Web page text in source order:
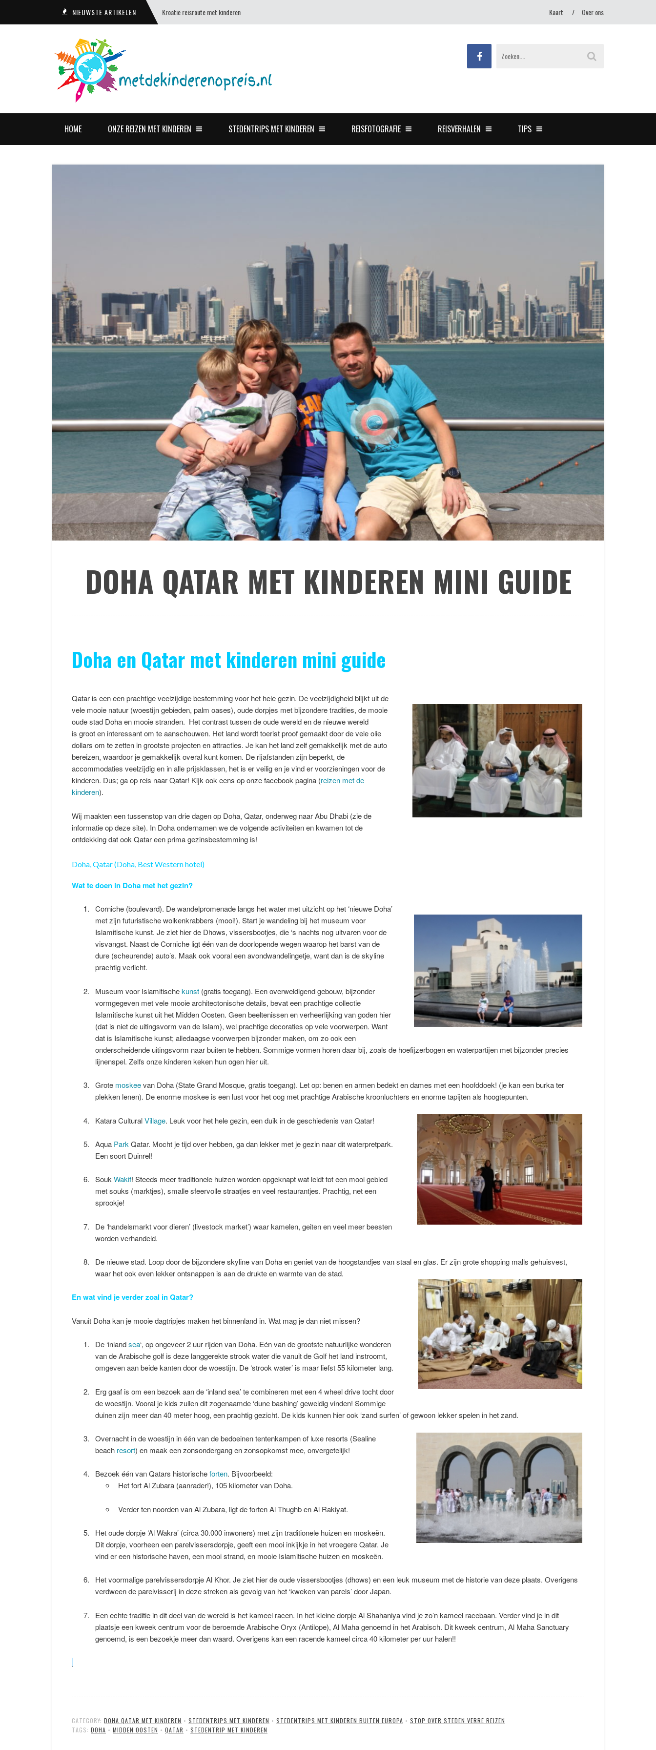
NIEUWSTE ARTIKELEN Kroatië reisroute met kinderen Kaart Over ons
HOME ONZE REIZEN MET KINDEREN STEDENTRIPS MET KINDEREN REISFOTOGRAFIE REISVERHALEN TIPS
DOHA QATAR MET KINDEREN MINI GUIDE
Doha en Qatar met kinderen mini guide
Qatar is een een prachtige veelzijdige bestemming voor het hele gezin. De veelzijdigheid blijkt uit de
vele mooie natuur (woestijn gebieden, palm oases), oude dorpjes met bijzondere tradities, de mooie
oude stad Doha en mooie stranden. Het contrast tussen de oude wereld en de nieuwe wereld
is groot en interessant om te aanschouwen. Het land wordt toerist proof gemaakt door de vele olie
dollars om te zetten in grootste projecten en attracties. Je kan het land zelf gemakkelijk met de auto
bereizen, waardoor je gemakkelijk overal kunt komen. De rijafstanden zijn beperkt, de
accommodaties veelzijdig en in alle prijsklassen, het is er veilig en je vind er voorzieningen voor de
kinderen. Dus; ga op reis naar Qatar! Kijk ook eens op onze facebook pagina (reizen met de
kinderen).
Wij maakten een tussenstop van drie dagen op Doha, Qatar, onderweg naar Abu Dhabi (zie de
informatie op deze site). In Doha ondernamen we de volgende activiteiten en kwamen tot de
ontdekking dat ook Qatar een prima gezinsbestemming is!
Doha, Qatar (Doha, Best Western hotel)
Wat te doen in Doha met het gezin?
Corniche (boulevard). De wandelpromenade langs het water met uitzicht op het ‘nieuwe Doha’
met zijn futuristische wolkenkrabbers (mooi!). Start je wandeling bij het museum voor
Islamitische kunst. Je ziet hier de Dhows, vissersbootjes, die ‘s nachts nog uitvaren voor de
visvangst. Naast de Corniche ligt één van de doorlopende wegen waarop het barst van de
dure (scheurende) auto’s. Maak ook vooral een avondwandelingetje, want dan is de skyline
prachtig verlicht.
Museum voor Islamitischekunst(gratis toegang). Een overweldigend gebouw, bijzonder
vormgegeven met vele mooie architectonische details, bevat een prachtige collectie
Islamitische kunst uit het Midden Oosten. Geen beeltenissen en verheerlijking van goden hier
(dat is niet de uitingsvorm van de Islam), wel prachtige decoraties op vele voorwerpen. Want
dat is Islamitische kunst; alledaagse voorwerpen bijzonder maken, om zo ook een
onderscheidende uitingsvorm naar buiten te hebben. Sommige vormen horen daar bij, zoals de hoefijzerbogen en waterpartijen met bijzonder precies
lijnenspel. Zelfs onze kinderen keken hun ogen hier uit.
Grote moskeevan Doha (State Grand Mosque, gratis toegang). Let op: benen en armen bedekt en dames met een hoofddoek! (je kan een burka ter
plekken lenen). De enorme moskee is een lust voor het oog met prachtige Arabische kroonluchters en enorme tapijten als hoogtepunten.
Katara CulturalVillage. Leuk voor het hele gezin, een duik in de geschiedenis van Qatar!
Aqua Park Qatar. Mocht je tijd over hebben, ga dan lekker met je gezin naar dit waterpretpark.
Een soort Duinrel!
SoukWakif! Steeds meer traditionele huizen worden opgeknapt wat leidt tot een mooi gebied
met souks (marktjes), smalle sfeervolle straatjes en veel restaurantjes. Prachtig, net een
sprookje!
De ‘handelsmarkt voor dieren’ (livestock market’) waar kamelen, geiten en veel meer beesten
worden verhandeld.
De nieuwe stad. Loop door de bijzondere skyline van Doha en geniet van de hoogstandjes van staal en glas. Er zijn grote shopping malls gehuisvest,
waar het ook even lekker ontsnappen is aan de drukte en warmte van de stad.
En wat vind je verder zoal in Qatar?
Vanuit Doha kan je mooie dagtripjes maken het binnenland in. Wat mag je dan niet missen?
De ‘inlandsea‘, op ongeveer 2 uur rijden van Doha. Eén van de grootste natuurlijke wonderen
van de Arabische golf is deze langgerekte strook water die vanuit de Golf het land instroomt,
omgeven aan beide kanten door de woestijn. De ‘strook water’ is maar liefst 55 kilometer lang.
Erg gaaf is om een bezoek aan de ‘inland sea’ te combineren met een 4 wheel drive tocht door
de woestijn. Vooral je kids zullen dit zogenaamde ‘dune bashing’ geweldig vinden! Sommige
duinen zijn meer dan 40 meter hoog, een prachtig gezicht. De kids kunnen hier ook ‘zand surfen’ of gewoon lekker spelen in het zand.
Overnacht in de woestijn in één van de bedoeinen tentenkampen of luxe resorts (Sealine
beach resort) en maak een zonsondergang en zonsopkomst mee, onvergetelijk!
Bezoek één van Qatars historischeforten. Bijvoorbeeld:
Het fort Al Zubara (aanrader!), 105 kilometer van Doha.
Verder ten noorden van Al Zubara, ligt de forten Al Thughb en Al Rakiyat.
Het oude dorpje ‘Al Wakra’ (circa 30.000 inwoners) met zijn traditionele huizen en moskeën.
Dit dorpje, voorheen een parelvissersdorpje, geeft een mooi inkijkje in het vroegere Qatar. Je
vind er een historische haven, een mooi strand, en mooie Islamitische huizen en moskeën.
Het voormalige parelvissersdorpje Al Khor. Je ziet hier de oude vissersbootjes (dhows) en een leuk museum met de historie van deze plaats. Overigens
verdween de parelvisserij in deze streken als gevolg van het ‘kweken van parels’ door Japan.
Een echte traditie in dit deel van de wereld is het kameel racen. In het kleine dorpje Al Shahaniya vind je zo’n kameel racebaan. Verder vind je in dit
plaatsje een kweek centrum voor de beroemde Arabische Oryx (Antilope), Al Maha genoemd in het Arabisch. Dit kweek centrum, Al Maha Sanctuary
genoemd, is een bezoekje meer dan waard. Overigens kan een racende kameel circa 40 kilometer per uur halen!!
CATEGORY: DOHA QATAR MET KINDEREN • STEDENTRIPS MET KINDEREN • STEDENTRIPS MET KINDEREN BUITEN EUROPA • STOP OVER STEDEN VERRE REIZEN
TAGS: DOHA • MIDDEN OOSTEN • QATAR • STEDENTRIP MET KINDEREN